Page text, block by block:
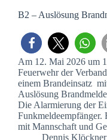
B2 – Auslösung
Am 12. Mai 2026 um
Feuerwehr der
einem Brandeinsatz
Auslösung
Die Alarmierung der
Funkmeldeempfänger.
mit Mannschaft und
Dennis Klöckner